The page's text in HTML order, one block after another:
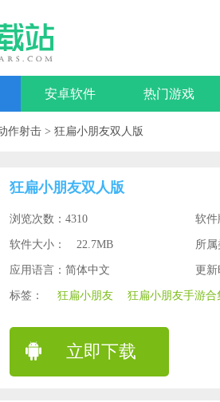
安卓软件 热门游戏
作射击 > 狂扁小朋友双人版
狂扁小朋友双人版
浏览次数：4310 软件
软件大小： 22.7MB 所
应用语言：简体中文 更新
标签： 狂扁小朋友 狂扁小朋友手游合
立即下载